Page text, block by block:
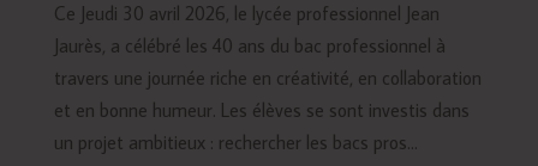
Ce Jeudi 30 avril 2026, le lycée professionnel Jean
Jaurès, a célébré les 40 ans du bac professionnel à
travers une journée riche en créativité, en collaboration
et en bonne humeur. Les élèves se sont investis dans
un projet ambitieux : rechercher les bacs pros...